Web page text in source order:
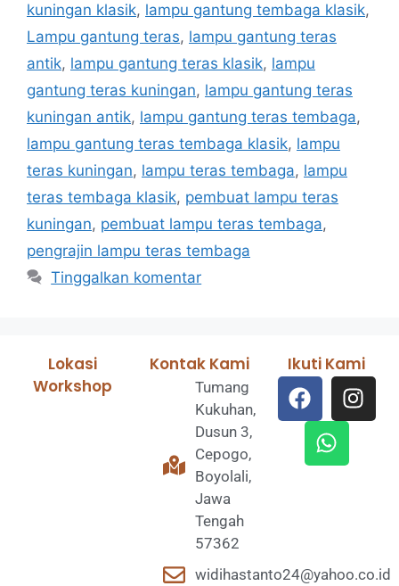
kuningan klasik, lampu gantung tembaga klasik,
Lampu gantung teras, lampu gantung teras
antik, lampu gantung teras klasik, lampu
gantung teras kuningan, lampu gantung teras
kuningan antik, lampu gantung teras tembaga,
lampu gantung teras tembaga klasik, lampu
teras kuningan, lampu teras tembaga, lampu
teras tembaga klasik, pembuat lampu teras
kuningan, pembuat lampu teras tembaga,
pengrajin lampu teras tembaga
Tinggalkan komentar
Lokasi
Workshop
Kontak Kami
Tumang
Kukuhan,
Dusun 3,
Cepogo,
Boyolali,
Jawa
Tengah
57362
widihastanto24@yahoo.co.id
Ikuti Kami